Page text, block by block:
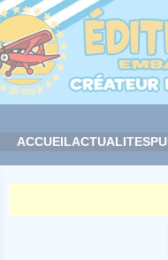
ACCUEILACTUALITES